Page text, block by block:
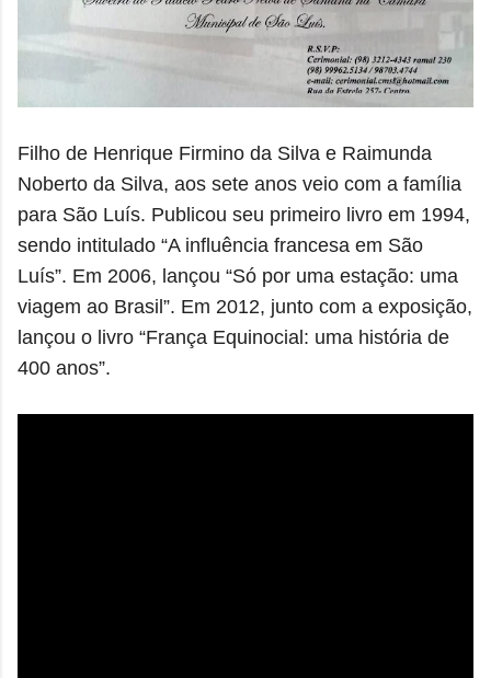
Filho de Henrique Firmino da Silva e Raimunda
Noberto da Silva, aos sete anos veio com a família
para São Luís. Publicou seu primeiro livro em 1994,
sendo intitulado “A influência francesa em São
Luís”. Em 2006, lançou “Só por uma estação: uma
viagem ao Brasil”. Em 2012, junto com a exposição,
lançou o livro “França Equinocial: uma história de
400 anos”.